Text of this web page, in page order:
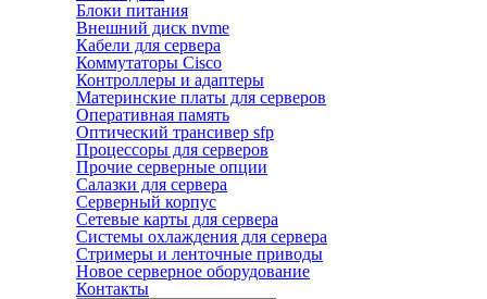
Блоки питания
Внешний диск nvme
Кабели для сервера
Коммутаторы Cisco
Контроллеры и адаптеры
Материнские платы для серверов
Оперативная память
Оптический трансивер sfp
Процессоры для серверов
Прочие серверные опции
Салазки для сервера
Серверный корпус
Сетевые карты для сервера
Системы охлаждения для сервера
Стримеры и ленточные приводы
Новое серверное оборудование
Контакты